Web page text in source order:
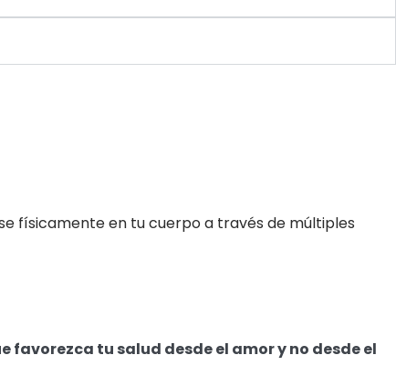
físicamente en tu cuerpo a través de múltiples
tu salud desde el amor y no desde el